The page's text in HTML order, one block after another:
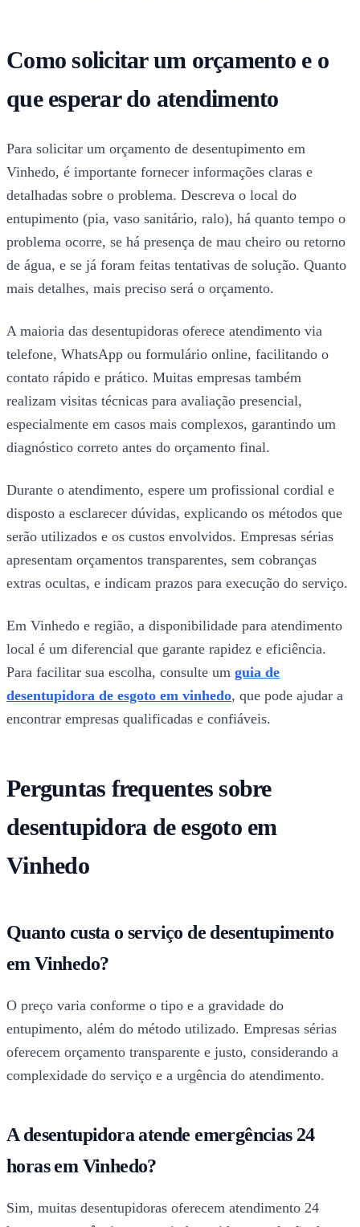
Como solicitar um orçamento e o
que esperar do atendimento
Para solicitar um orçamento de desentupimento em
Vinhedo, é importante fornecer informações claras e
detalhadas sobre o problema. Descreva o local do
entupimento (pia, vaso sanitário, ralo), há quanto tempo o
problema ocorre, se há presença de mau cheiro ou retorno
de água, e se já foram feitas tentativas de solução. Quanto
mais detalhes, mais preciso será o orçamento.
A maioria das desentupidoras oferece atendimento via
telefone, WhatsApp ou formulário online, facilitando o
contato rápido e prático. Muitas empresas também
realizam visitas técnicas para avaliação presencial,
especialmente em casos mais complexos, garantindo um
diagnóstico correto antes do orçamento final.
Durante o atendimento, espere um profissional cordial e
disposto a esclarecer dúvidas, explicando os métodos que
serão utilizados e os custos envolvidos. Empresas sérias
apresentam orçamentos transparentes, sem cobranças
extras ocultas, e indicam prazos para execução do serviço.
Em Vinhedo e região, a disponibilidade para atendimento
local é um diferencial que garante rapidez e eficiência.
Para facilitar sua escolha, consulte um guia de
desentupidora de esgoto em vinhedo, que pode ajudar a
encontrar empresas qualificadas e confiáveis.
Perguntas frequentes sobre
desentupidora de esgoto em
Vinhedo
Quanto custa o serviço de desentupimento
em Vinhedo?
O preço varia conforme o tipo e a gravidade do
entupimento, além do método utilizado. Empresas sérias
oferecem orçamento transparente e justo, considerando a
complexidade do serviço e a urgência do atendimento.
A desentupidora atende emergências 24
horas em Vinhedo?
Sim, muitas desentupidoras oferecem atendimento 24